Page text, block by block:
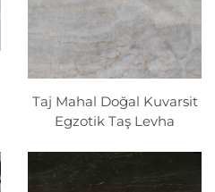
Taj Mahal Doğal Kuvarsit
Egzotik Taş Levha